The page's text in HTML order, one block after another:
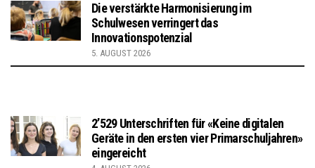
Die verstärkte Harmonisierung im
Schulwesen verringert das
Innovationspotenzial
5. AUGUST 2026
2’529 Unterschriften für «Keine digitalen
Geräte in den ersten vier Primarschuljahren»
eingereicht